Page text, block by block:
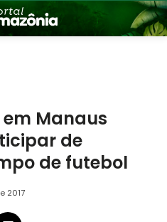
Manaus
de
de futebol
2017